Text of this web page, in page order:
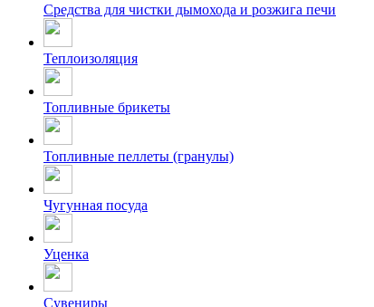
Средства для чистки дымохода и розжига печи
Теплоизоляция
Топливные брикеты
Топливные пеллеты (гранулы)
Чугунная посуда
Уценка
Сувениры